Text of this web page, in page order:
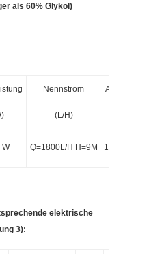
als 60% Glykol)
Nennstrom
(L/H)
W Q=1800L/H H=9M 148*90*132
elektrische
3):